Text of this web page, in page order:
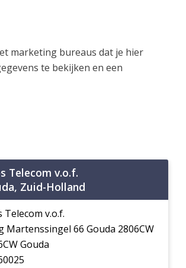
marketing bureaus dat je hier
te bekijken en een
Telecom v.o.f.
Zuid-Holland
Telecom v.o.f.
Martenssingel 66 Gouda 2806CW
Gouda